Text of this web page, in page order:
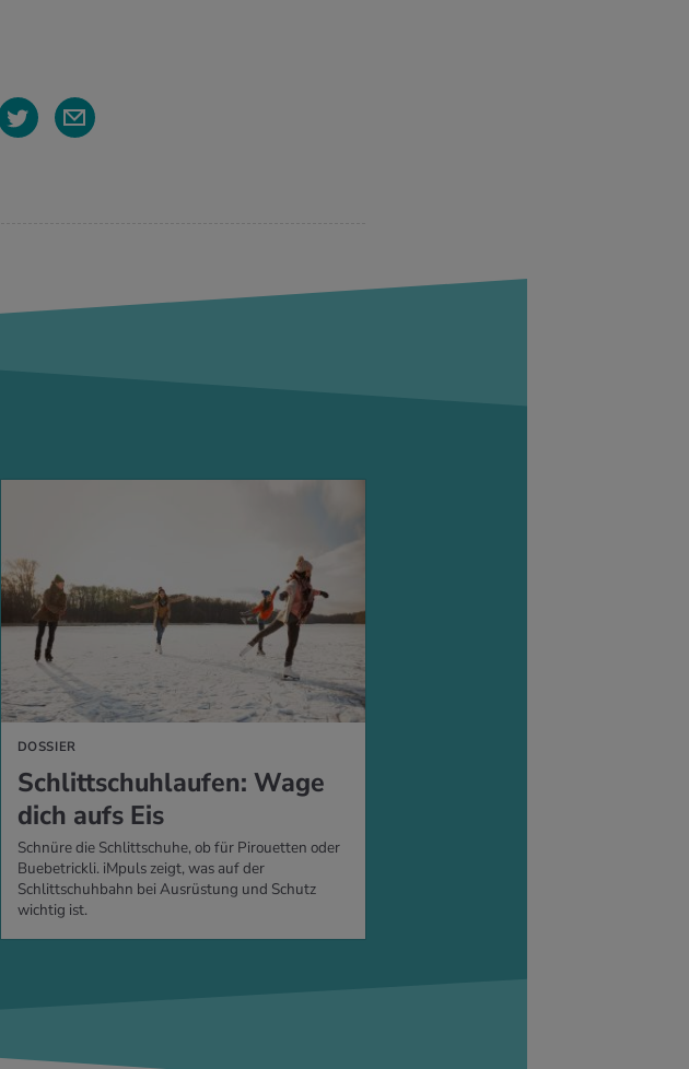
DOSSIER
Schlittschuhlaufen: Wage
dich aufs Eis
Schnüre die Schlittschuhe, ob für Pirouetten oder
Buebetrickli. iMpuls zeigt, was auf der
Schlittschuhbahn bei Ausrüstung und Schutz
wichtig ist.